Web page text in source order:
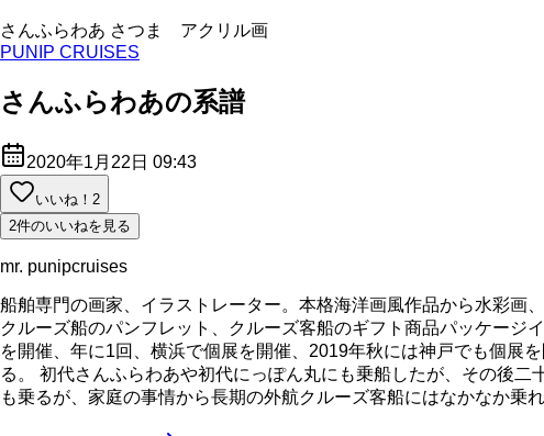
さんふらわあ さつま アクリル画
PUNIP CRUISES
さんふらわあの系譜
2020年1月22日 09:43
いいね！ 2
2件のいいねを見る
mr. punipcruises
船舶専門の画家、イラストレーター。本格海洋画風作品から水彩画
クルーズ船のパンフレット、クルーズ客船のギフト商品パッケー
を開催、年に1回、横浜で個展を開催、2019年秋には神戸でも個展
る。 初代さんふらわあや初代にっぽん丸にも乗船したが、その後
も乗るが、家庭の事情から長期の外航クルーズ客船にはなかなか